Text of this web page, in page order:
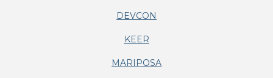
DEVCON
KEER
MARIPOSA